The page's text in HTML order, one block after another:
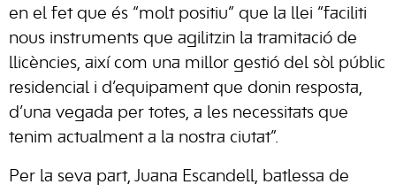
en el fet que és “molt positiu” que la llei “faciliti
nous instruments que agilitzin la tramitació de
llicències, així com una millor gestió del sòl públic
residencial i d’equipament que donin resposta,
d’una vegada per totes, a les necessitats que
tenim actualment a la nostra ciutat”.
Per la seva part, Juana Escandell, batlessa de